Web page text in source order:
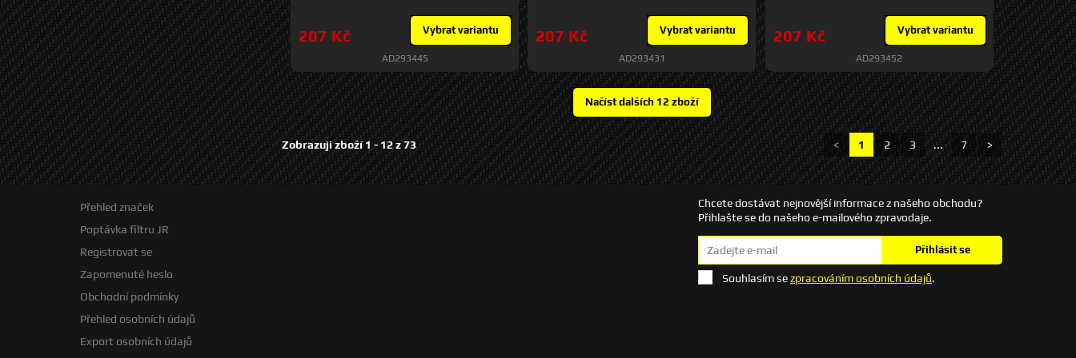
207 Kč Vybrat variantu
AD293445
207 Kč Vybrat variantu
AD293431
207 Kč Vybrat variantu
AD293452
Zobrazuji zboží 1 - 12z73 < 1 2 3 ... 7 >
Přehled značek
Poptávka filtru JR
Registrovat se
Zapomenuté heslo
Obchodní podmínky
Přehled osobních údajů
Export osobních údajů
Chcete dostávat nejnovější informace z našeho obchodu?
Přihlašte se do našeho e-mailového zpravodaje.
Přihlásit se
Souhlasím sezpracováním osobních údajů.